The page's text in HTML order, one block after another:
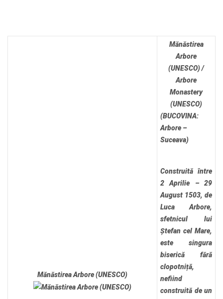
Mănăstirea Arbore (UNESCO)
Mănăstirea
Arbore
(UNESCO) /
Arbore
Monastery
(UNESCO)
(BUCOVINA:
Arbore –
Suceava)
Construită între
2 Aprilie – 29
August 1503, de
Luca Arbore,
sfetnicul lui
Ștefan cel Mare,
este singura
biserică fără
clopotniță,
nefiind
construită de un